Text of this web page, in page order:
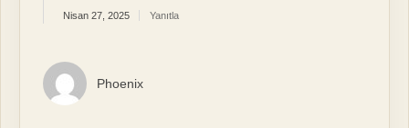
Nisan 27, 2025 Yanıtla
Phoenix